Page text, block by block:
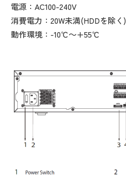
電源：AC100-240V
消費電力：20W未満(HDDを除く)
動作環境：-10℃～+55℃